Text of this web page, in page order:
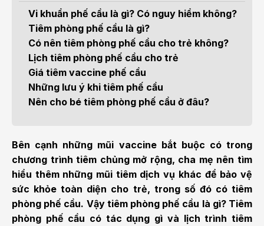
Vi khuẩn phế cầu là gì? Có nguy hiểm không?
Tiêm phòng phế cầu là gì?
Có nên tiêm phòng phế cầu cho trẻ không?
Lịch tiêm phòng phế cầu cho trẻ
Giá tiêm vaccine phế cầu
Những lưu ý khi tiêm phế cầu
Nên cho bé tiêm phòng phế cầu ở đâu?
Bên cạnh những mũi vaccine bắt buộc có trong
chương trình tiêm chủng mở rộng, cha mẹ nên tìm
hiểu thêm những mũi tiêm dịch vụ khác để bảo vệ
sức khỏe toàn diện cho trẻ, trong số đó có tiêm
phòng phế cầu. Vậy tiêm phòng phế cầu là gì? Tiêm
phòng phế cầu có tác dụng gì và lịch trình tiêm